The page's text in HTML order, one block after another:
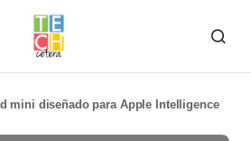
mini diseñado para Apple Intelligence